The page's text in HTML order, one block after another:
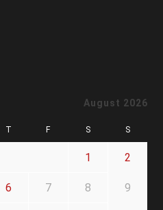
August 2026
T F S S
1 2
6 7 8 9